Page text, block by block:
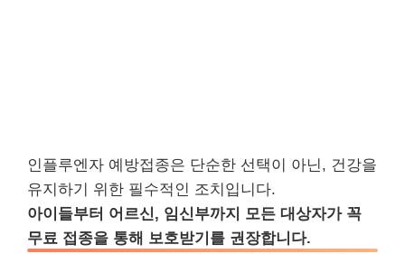
인플루엔자 예방접종은 단순한 선택이 아닌, 건강을
유지하기 위한 필수적인 조치입니다.
아이들부터 어르신, 임신부까지 모든 대상자가 꼭
무료 접종을 통해 보호받기를 권장합니다.